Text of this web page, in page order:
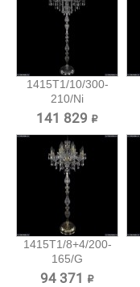
1415T1/10/300-
210/Ni
Хрустальный...
141 829 ₽
1415T1/8+4/200-
165/G
Хрустальный...
94 371 ₽